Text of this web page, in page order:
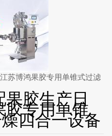
胶生产日
胶专用单锥
四合一设备